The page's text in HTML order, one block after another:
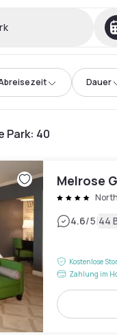
Dauer
Park: 40
Melrose
4.6/5|44
Kostenlose
Zahlung im